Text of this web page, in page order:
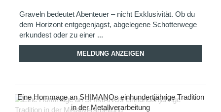
Graveln bedeutet Abenteuer – nicht Exklusivität. Ob du
dem Horizont entgegenjagst, abgelegene Schotterwege
erkundest oder zu einer ...
MELDUNG ANZEIGEN
Eine Hommage an SHIMANOs einhundertjährige Tradition
in der Metallverarbeitung